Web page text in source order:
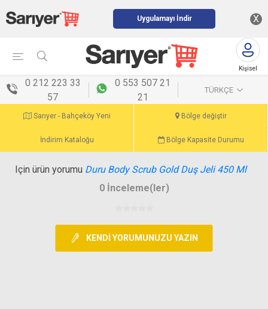
Uygulamayı İndir X
Kişisel
0 212 223 33
57
0 553 507 21
21
TÜRKÇE
Sarıyer - Bahçeköy Yeni Bölge değiştir
İndirim Kataloğu Bölge Kapasite Durumu
Için ürün yorumu Duru Body Scrub Gold Duş Jeli 450 Ml
0 İnceleme(ler)
KENDI YORUMUNUZU YAZIN